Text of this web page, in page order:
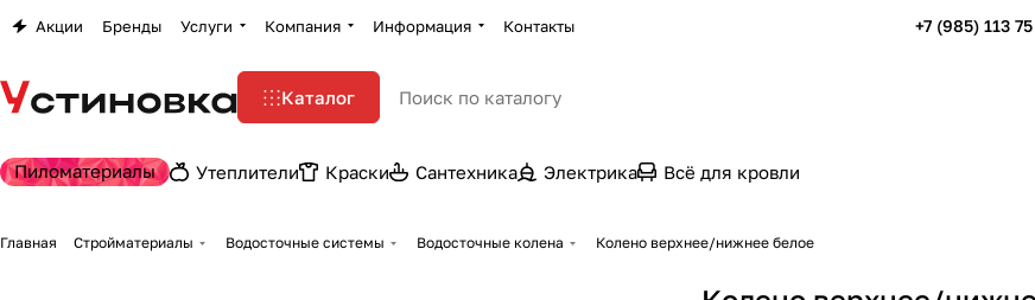
Акции Бренды Услуги Компания Информация Контакты +7 (985) 113
Каталог
Пиломатериалы Утеплители Краски Сантехника Электрика Всё для кровли
Главная Стройматериалы Водосточные системы Водосточные колена Колено верхнее/нижнее белое